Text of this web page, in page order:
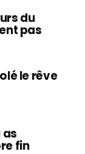
du
pas
le rêve
as
fin